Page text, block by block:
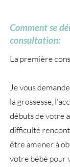
Comment se
consultation:
La première
Je vous
la grossesse,
débuts de votre
difficulté
être amener à
votre bébé pour